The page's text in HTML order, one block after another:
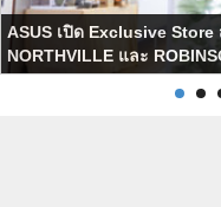
ASUS เปิด Exclusive
NORTHVILLE และ